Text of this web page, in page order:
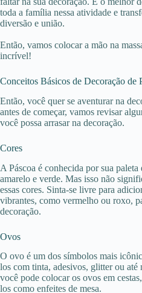
toda a família nessa atividade e
diversão e união.
Então, vamos colocar a mão na
incrível!
Conceitos Básicos de Decoração de
Então, você quer se aventurar na
antes de começar, vamos revisar
você possa arrasar na decoração.
Cores
A Páscoa é conhecida por sua
amarelo e verde. Mas isso não
essas cores. Sinta-se livre para
vibrantes, como vermelho ou roxo,
decoração.
Ovos
O ovo é um dos símbolos mais
los com tinta, adesivos, glitter ou
você pode colocar os ovos em
los como enfeites de mesa.